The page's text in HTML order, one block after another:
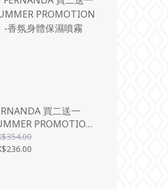
買二送一
PROMOTION
身體保濕噴霧